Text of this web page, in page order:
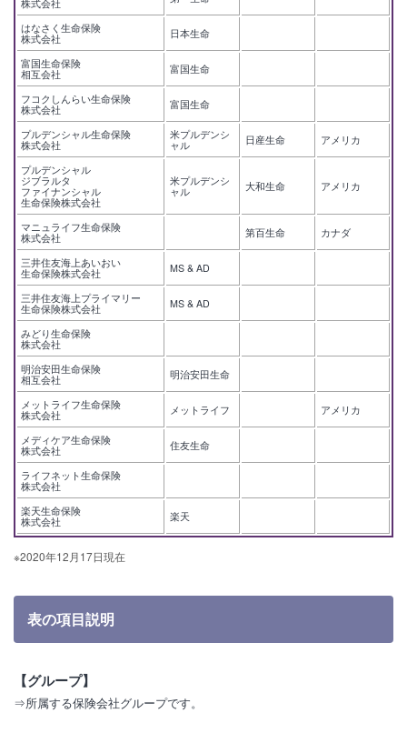
株式会社
はなさく生命保険
株式会社
日本生命
富国生命保険
相互会社
富国生命
フコクしんらい生命保険
株式会社
富国生命
プルデンシャル生命保険
株式会社
米プルデンシ
ャル
日産生命 アメリカ
プルデンシャル
ジブラルタ
ファイナンシャル
生命保険株式会社
米プルデンシ
ャル
大和生命 アメリカ
マニュライフ生命保険
株式会社
第百生命 カナダ
三井住友海上あいおい
生命保険株式会社
MS & AD
三井住友海上プライマリー
生命保険株式会社
MS & AD
みどり生命保険
株式会社
明治安田生命保険
相互会社
明治安田生命
メットライフ生命保険
株式会社
メットライフ アメリカ
メディケア生命保険
株式会社
住友生命
ライフネット生命保険
株式会社
楽天生命保険
株式会社
楽天
※2020年12月17日現在
表の項目説明
【グループ】
⇒所属する保険会社グループです。